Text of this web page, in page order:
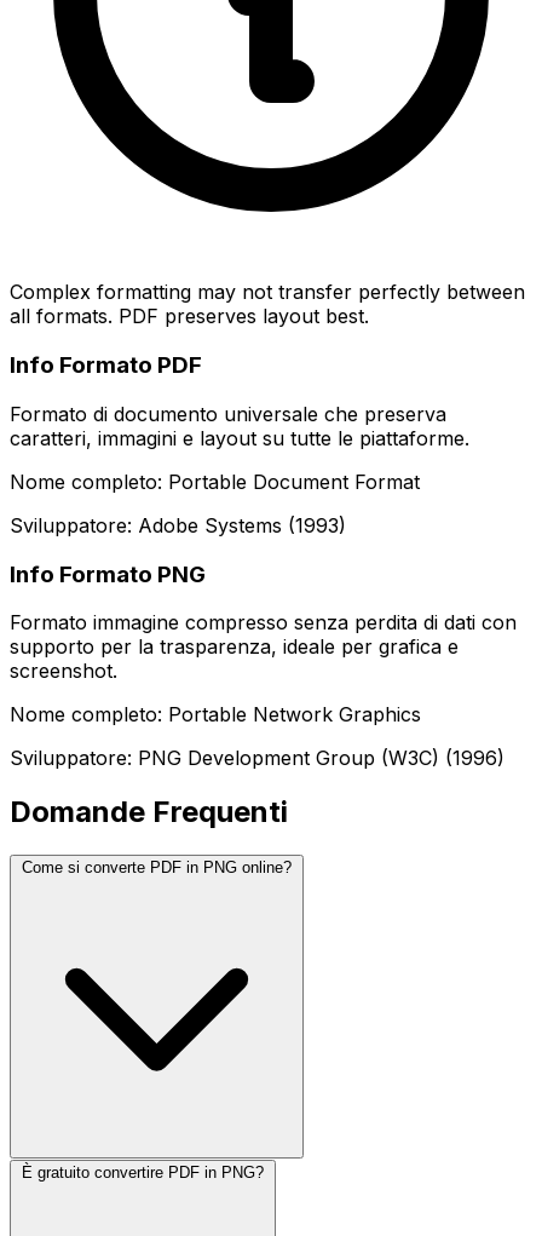
Complex formatting may not transfer perfectly between
all formats. PDF preserves layout best.
Info Formato PDF
Formato di documento universale che preserva
caratteri, immagini e layout su tutte le piattaforme.
Nome completo: Portable Document Format
Sviluppatore: Adobe Systems (1993)
Info Formato PNG
Formato immagine compresso senza perdita di dati con
supporto per la trasparenza, ideale per grafica e
screenshot.
Nome completo: Portable Network Graphics
Sviluppatore: PNG Development Group (W3C) (1996)
Domande Frequenti
Come si converte PDF in PNG online?
È gratuito convertire PDF in PNG?